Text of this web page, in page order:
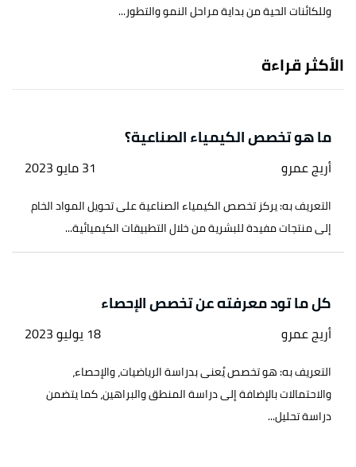
وللكائنات الحية من بداية مراحل النمو والتطور...
الأكثر قراءة
ما هو تخصص الكيمياء الصناعية؟
أريج عمرو 31 مايو 2023
التعريف به: يركز تخصص الكيمياء الصناعية على تحويل المواد الخام
إلى منتجات مفيدة للبشرية من خلال التطبيقات الكيميائية...
كل ما تود معرفته عن تخصص الإحصاء
أريج عمرو 18 يوليو 2023
التعريف به: هو تخصص يُعنى بدراسة الرياضيات، والإحصاء،
والاحتمالات بالإضافة إلى دراسة المنطق والبراهين، كما يتضمن
دراسة تحليل...